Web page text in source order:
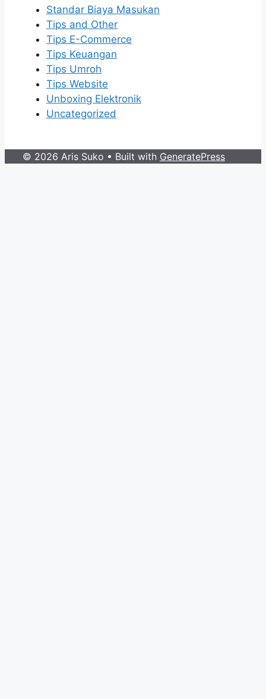
Standar Biaya Masukan
Tips and Other
Tips E-Commerce
Tips Keuangan
Tips Umroh
Tips Website
Unboxing Elektronik
Uncategorized
© 2026 Aris Suko • Built with GeneratePress